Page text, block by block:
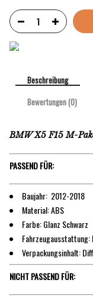
Beschreibung
Bewertungen (0)
BMW X5 F15 M-
PASSEND FÜR:
Baujahr: 2012-2018
Material: ABS
Farbe: Glanz Schwarz
Fahrzeugausstattung:
Verpackungsinhalt:
NICHT PASSEND FÜR: